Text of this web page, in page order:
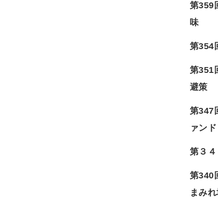
第359
味
第354
第351
避策
第347
ァンド
第３
第340
まみ